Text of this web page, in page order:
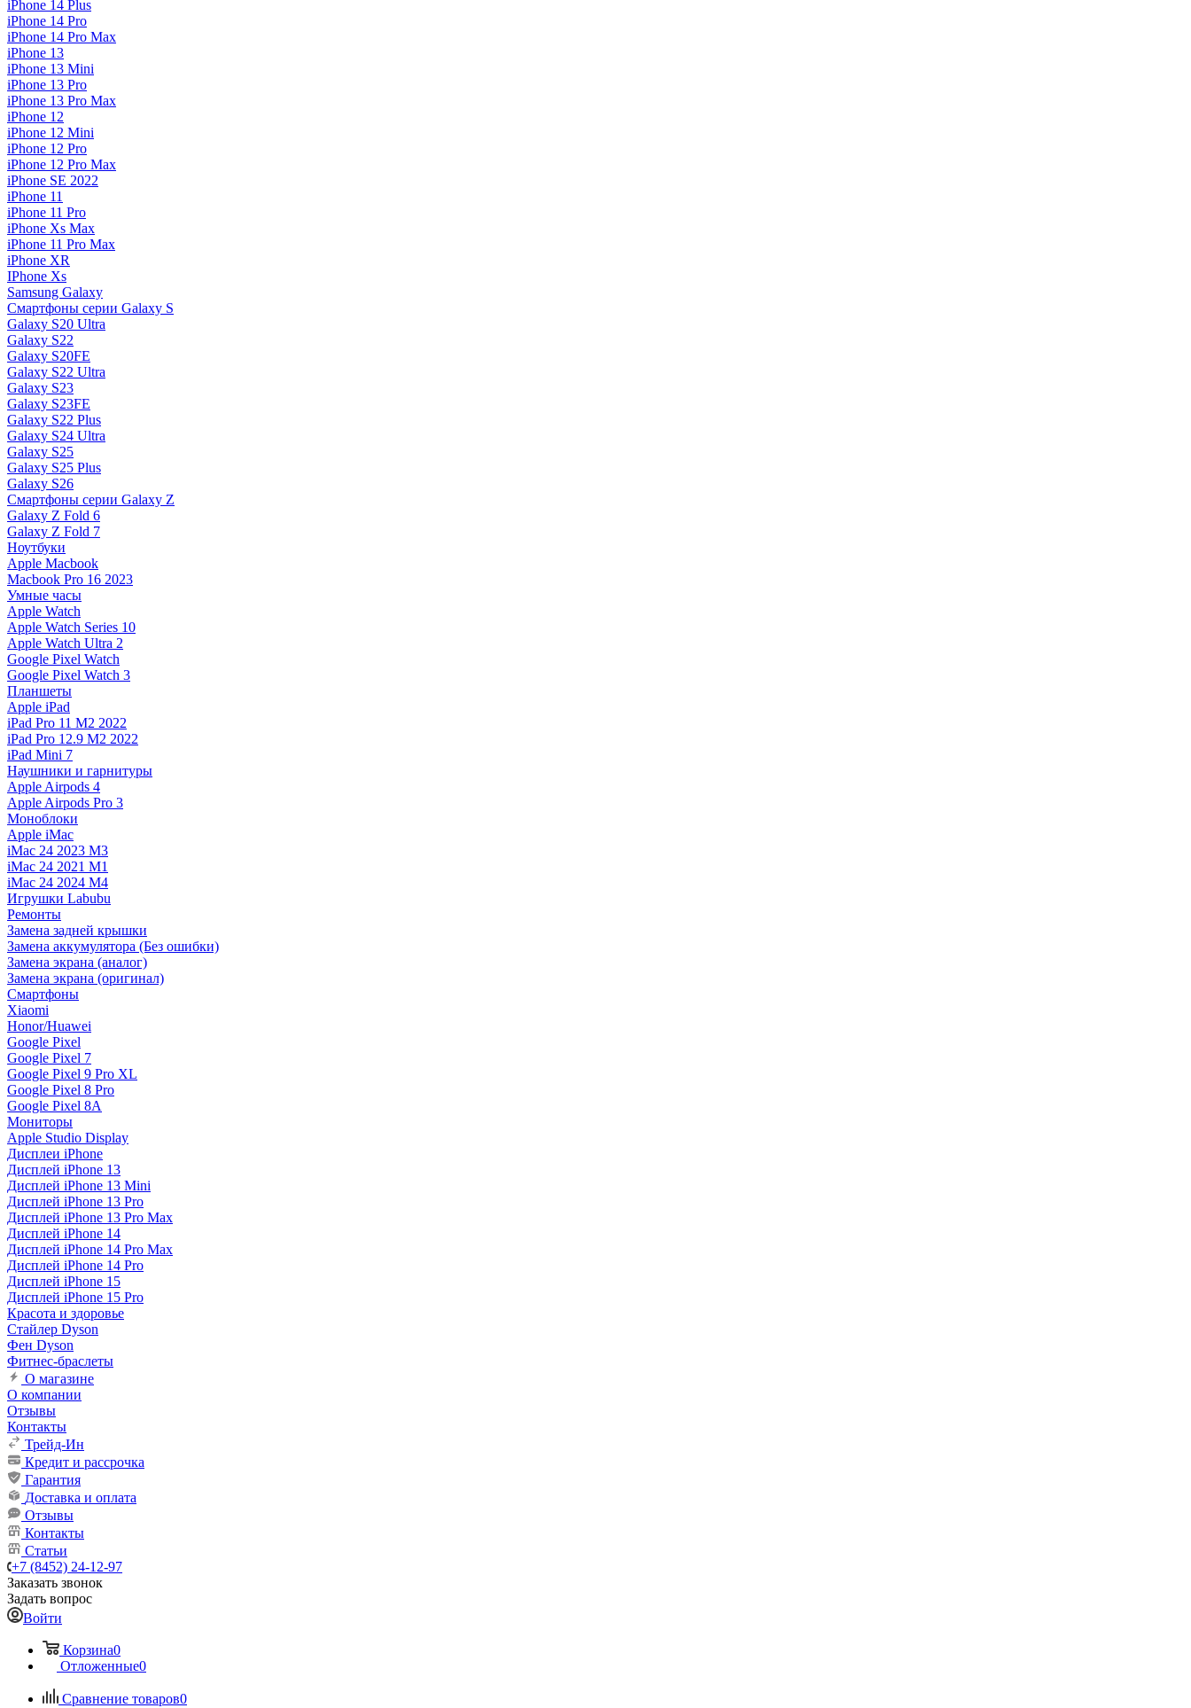
iPhone 14 Plus
iPhone 14 Pro
iPhone 14 Pro Max
iPhone 13
iPhone 13 Mini
iPhone 13 Pro
iPhone 13 Pro Max
iPhone 12
iPhone 12 Mini
iPhone 12 Pro
iPhone 12 Pro Max
iPhone SE 2022
iPhone 11
iPhone 11 Pro
iPhone Xs Max
iPhone 11 Pro Max
iPhone XR
IPhone Xs
Samsung Galaxy
Смартфоны серии Galaxy S
Galaxy S20 Ultra
Galaxy S22
Galaxy S20FE
Galaxy S22 Ultra
Galaxy S23
Galaxy S23FE
Galaxy S22 Plus
Galaxy S24 Ultra
Galaxy S25
Galaxy S25 Plus
Galaxy S26
Смартфоны серии Galaxy Z
Galaxy Z Fold 6
Galaxy Z Fold 7
Ноутбуки
Apple Macbook
Macbook Pro 16 2023
Умные часы
Apple Watch
Apple Watch Series 10
Apple Watch Ultra 2
Google Pixel Watch
Google Pixel Watch 3
Планшеты
Apple iPad
iPad Pro 11 M2 2022
iPad Pro 12.9 M2 2022
iPad Mini 7
Наушники и гарнитуры
Apple Airpods 4
Apple Airpods Pro 3
Моноблоки
Apple iMac
iMac 24 2023 M3
iMac 24 2021 M1
iMac 24 2024 M4
Игрушки Labubu
Ремонты
Замена задней крышки
Замена аккумулятора (Без ошибки)
Замена экрана (аналог)
Замена экрана (оригинал)
Смартфоны
Xiaomi
Honor/Huawei
Google Pixel
Google Pixel 7
Google Pixel 9 Pro XL
Google Pixel 8 Pro
Google Pixel 8A
Мониторы
Apple Studio Display
Дисплеи iPhone
Дисплей iPhone 13
Дисплей iPhone 13 Mini
Дисплей iPhone 13 Pro
Дисплей iPhone 13 Pro Max
Дисплей iPhone 14
Дисплей iPhone 14 Pro Max
Дисплей iPhone 14 Pro
Дисплей iPhone 15
Дисплей iPhone 15 Pro
Красота и здоровье
Стайлер Dyson
Фен Dyson
Фитнес-браслеты
О магазине
О компании
Отзывы
Контакты
Трейд-Ин
Кредит и рассрочка
Гарантия
Доставка и оплата
Отзывы
Контакты
Статьи
+7 (8452) 24-12-97
Заказать звонок
Задать вопрос
Войти
Корзина0
Отложенные0
Сравнение товаров0